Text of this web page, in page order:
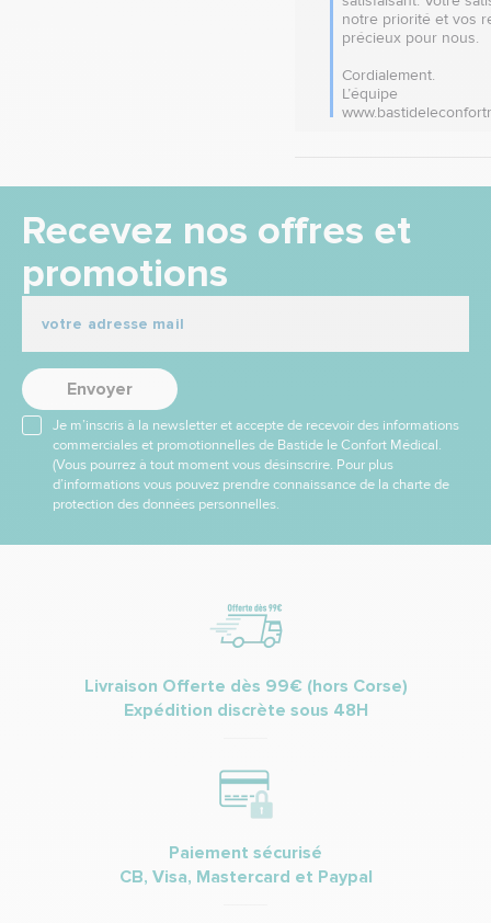
notre priorité et vos
précieux pour nous.
Cordialement.
L’équipe
Recevez nos offres et
promotions
Envoyer
Je m’inscris à la newsletter et accepte de recevoir des informations
commerciales et promotionnelles de Bastide le Confort Médical.
(Vous pourrez à tout moment vous désinscrire. Pour plus
d’informations vous pouvez prendre connaissance de la charte de
protection des données personnelles.
Livraison Offerte dès 99€ (hors Corse)
Expédition discrète sous 48H
Paiement sécurisé
CB, Visa, Mastercard et Paypal